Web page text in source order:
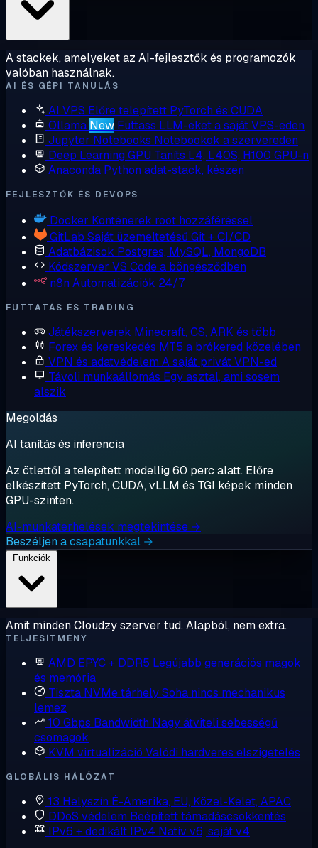
A stackek, amelyeket az AI-fejlesztők és programozók
valóban használnak.
AI ÉS GÉPI TANULÁS
AI VPS Előre telepített PyTorch és CUDA
Ollama New Futtass LLM-eket a saját VPS-eden
Jupyter Notebooks Notebookok a szervereden
Deep Learning GPU Taníts L4, L40S, H100 GPU-n
Anaconda Python adat-stack, készen
FEJLESZTŐK ÉS DEVOPS
Docker Konténerek root hozzáféréssel
GitLab Saját üzemeltetésű Git + CI/CD
Adatbázisok Postgres, MySQL, MongoDB
Kódszerver VS Code a böngésződben
n8n Automatizációk 24/7
FUTTATÁS ÉS TRADING
Játékszerverek Minecraft, CS, ARK és több
Forex és kereskedés MT5 a brókered közelében
VPN és adatvédelem A saját privát VPN-ed
Távoli munkaállomás Egy asztal, ami sosem
alszik
Megoldás
AI tanítás és inferencia
Az ötlettől a telepített modellig 60 perc alatt. Előre
elkészített PyTorch, CUDA, vLLM és TGI képek minden
GPU-szinten.
AI-munkaterhelések megtekintése →
Beszéljen a csapatunkkal →
Amit minden Cloudzy szerver tud. Alapból, nem extra.
TELJESÍTMÉNY
AMD EPYC + DDR5 Legújabb generációs magok
és memória
Tiszta NVMe tárhelySoha nincs mechanikus
lemez
10 Gbps Bandwidth Nagy átviteli sebességű
csomagok
KVM virtualizáció Valódi hardveres elszigetelés
GLOBÁLIS HÁLÓZAT
13 Helyszín É-Amerika, EU, Közel-Kelet, APAC
DDoS védelem Beépített támadáscsökkentés
IPv6 + dedikált IPv4 Natív v6, saját v4